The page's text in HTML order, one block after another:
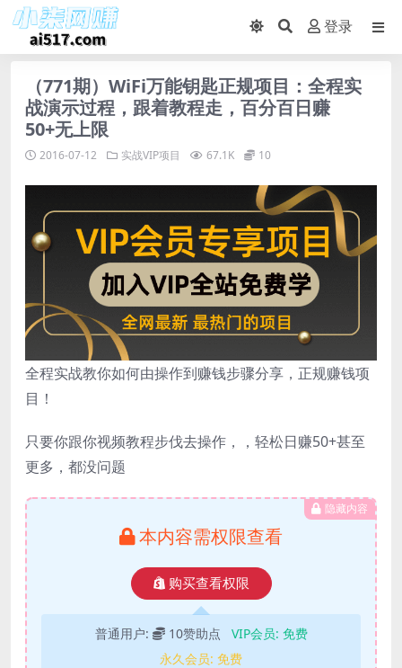
登录
（771期）WiFi万能钥匙正规项目：全程实
战演示过程，跟着教程走，百分百日赚
50+无上限
2016-07-12 实战VIP项目 67.1K 10
全程实战教你如何由操作到赚钱步骤分享，正规赚钱项
目！
只要你跟你视频教程步伐去操作，，轻松日赚50+甚至
更多，都没问题
隐藏内容
本内容需权限查看
购买查看权限
普通用户: 10赞助点 VIP会员: 免费
永久会员: 免费